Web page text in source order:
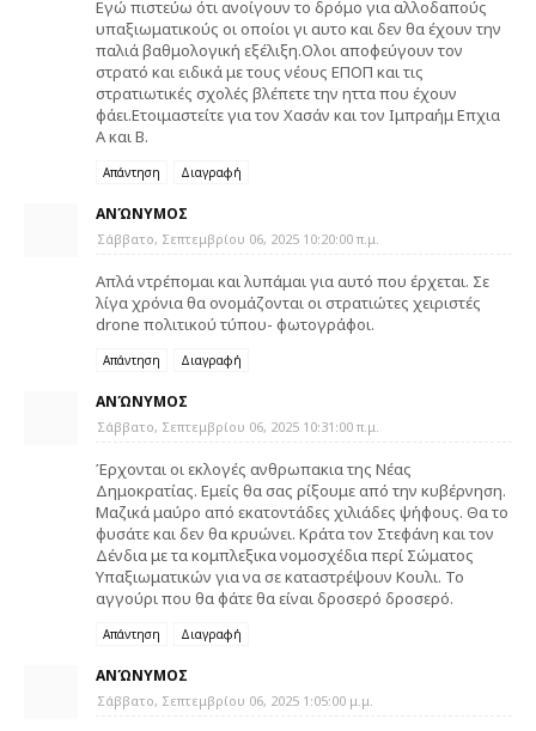
Εγώ πιστεύω ότι ανοίγουν το δρόμο για αλλοδαπούς
υπαξιωματικούς οι οποίοι γι αυτο και δεν θα έχουν την
παλιά βαθμολογική εξέλιξη.Ολοι αποφεύγουν τον
στρατό και ειδικά με τους νέους ΕΠΟΠ και τις
στρατιωτικές σχολές βλέπετε την ηττα που έχουν
φάει.Ετοιμαστείτε για τον Χασάν και τον Ιμπραήμ Επχια
Α και Β.
Απάντηση Διαγραφή
ΑΝΏΝΥΜΟΣ
Σάββατο, Σεπτεμβρίου 06, 2025 10:20:00 π.μ.
Απλά ντρέπομαι και λυπάμαι για αυτό που έρχεται. Σε
λίγα χρόνια θα ονομάζονται οι στρατιώτες χειριστές
drone πολιτικού τύπου- φωτογράφοι.
Απάντηση Διαγραφή
ΑΝΏΝΥΜΟΣ
Σάββατο, Σεπτεμβρίου 06, 2025 10:31:00 π.μ.
Έρχονται οι εκλογές ανθρωπακια της Νέας
Δημοκρατίας. Εμείς θα σας ρίξουμε από την κυβέρνηση.
Μαζικά μαύρο από εκατοντάδες χιλιάδες ψήφους. Θα το
φυσάτε και δεν θα κρυώνει. Κράτα τον Στεφάνη και τον
Δένδια με τα κομπλεξικα νομοσχέδια περί Σώματος
Υπαξιωματικών για να σε καταστρέψουν Κουλι. Το
αγγούρι που θα φάτε θα είναι δροσερό δροσερό.
Απάντηση Διαγραφή
ΑΝΏΝΥΜΟΣ
Σάββατο, Σεπτεμβρίου 06, 2025 1:05:00 μ.μ.